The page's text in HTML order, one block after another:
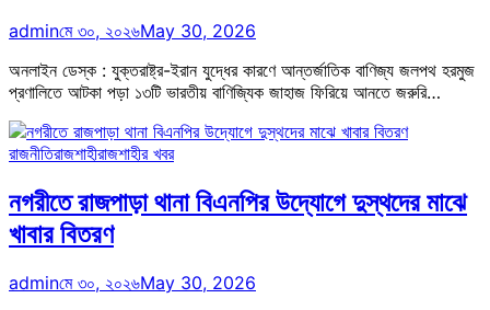
adminমে ৩০, ২০২৬May 30, 2026
অনলাইন ডেস্ক : যুক্তরাষ্ট্র-ইরান যুদ্ধের কারণে আন্তর্জাতিক বাণিজ্য জলপথ হরমুজ
প্রণালিতে আটকা পড়া ১৩টি ভারতীয় বাণিজ্যিক জাহাজ ফিরিয়ে আনতে জরুরি…
রাজনীতিরাজশাহীরাজশাহীর খবর
নগরীতে রাজপাড়া থানা বিএনপির উদ্যোগে দুস্থদের মাঝে
খাবার বিতরণ
adminমে ৩০, ২০২৬May 30, 2026